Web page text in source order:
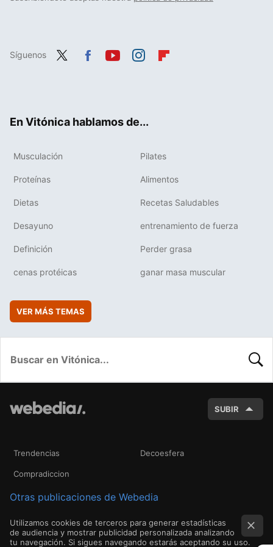
Síguenos
En Vitónica hablamos de...
Musculación Pilates
Proteínas Alimentos
Dietas Recetas Saludables
Desayuno entrenamiento de fuerza
Definición Perder grasa
cenas protéicas ganar masa muscular
VER MÁS TEMAS
SUBIR
Trendencias Decoesfera
Compradiccion
Otras publicaciones de Webedia
Utilizamos cookies de terceros para generar estadísticas
de audiencia y mostrar publicidad personalizada analizando
tu navegación. Si sigues navegando estarás aceptando su uso.